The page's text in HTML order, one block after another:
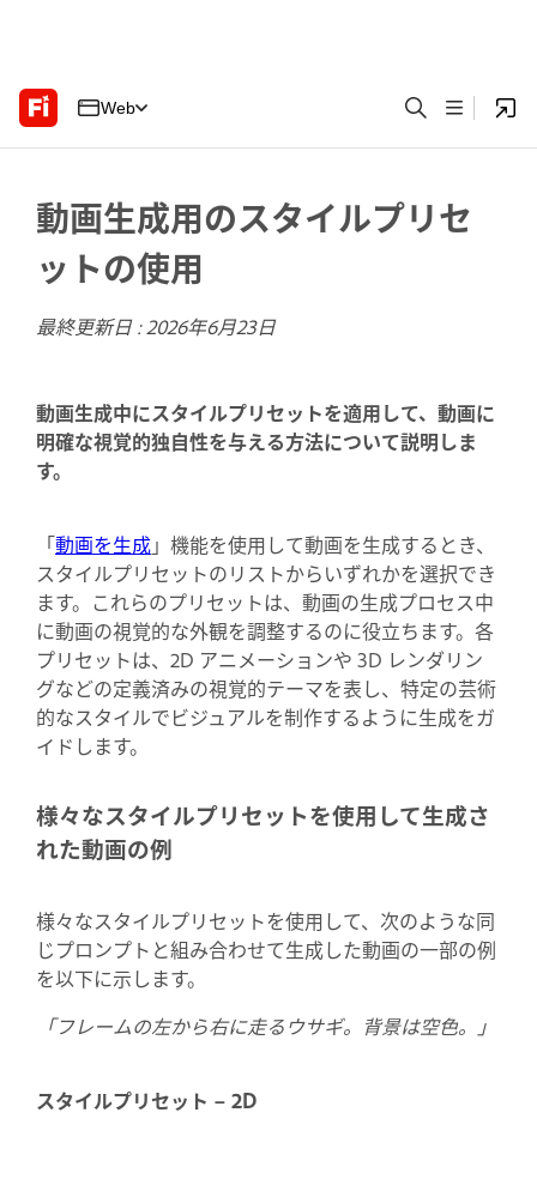
Web
動画生成用のスタイルプリセ
ットの使用
最終更新日 :2026年6月23日
動画生成中にスタイルプリセットを適用して、動画に
明確な視覚的独自性を与える方法について説明しま
す。
「動画を生成」機能を使用して動画を生成するとき、
スタイルプリセットのリストからいずれかを選択でき
ます。これらのプリセットは、動画の生成プロセス中
に動画の視覚的な外観を調整するのに役立ちます。各
プリセットは、2D アニメーションや 3D レンダリン
グなどの定義済みの視覚的テーマを表し、特定の芸術
的なスタイルでビジュアルを制作するように生成をガ
イドします。
様々なスタイルプリセットを使用して生成さ
れた動画の例
様々なスタイルプリセットを使用して、次のような同
じプロンプトと組み合わせて生成した動画の一部の例
を以下に示します。
「フレームの左から右に走るウサギ。背景は空色。」
スタイルプリセット – 2D